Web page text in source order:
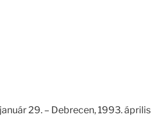
29. – Debrecen, 1993. április